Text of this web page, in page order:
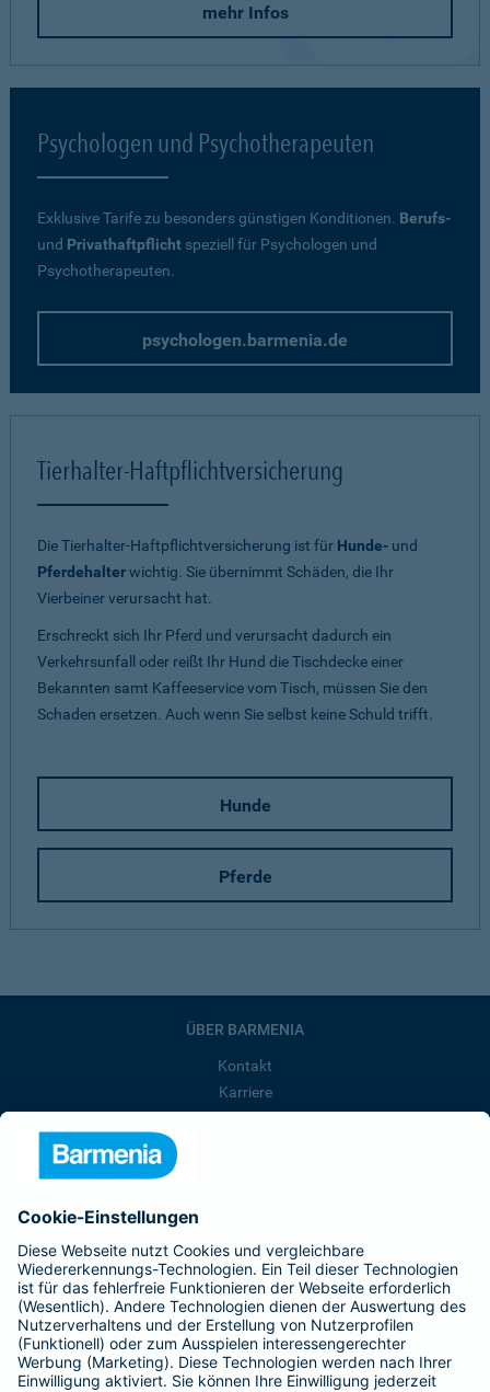
mehr Infos
Psychologen und Psychotherapeuten
Exklusive Tarife zu besonders günstigen Konditionen. Berufs-
und Privathaftpflicht speziell für Psychologen und
Psychotherapeuten.
psychologen.barmenia.de
Tierhalter-Haftpflichtversicherung
Die Tierhalter-Haftpflichtversicherung ist für Hunde- und
Pferdehalterwichtig. Sie übernimmt Schäden, die Ihr
Vierbeiner verursacht hat.
Erschreckt sich Ihr Pferd und verursacht dadurch ein
Verkehrsunfall oder reißt Ihr Hund die Tischdecke einer
Bekannten samt Kaffeeservice vom Tisch, müssen Sie den
Schaden ersetzen. Auch wenn Sie selbst keine Schuld trifft.
Hunde
Pferde
ÜBER BARMENIA
Kontakt
Karriere
Barmenia ist Teil der BarmeniaGothaer
BELIEBTE SEITEN
Kranken-Zusatzversicherung
Tierversicherungen
Haftpflichtversicherung
Hausratversicherung